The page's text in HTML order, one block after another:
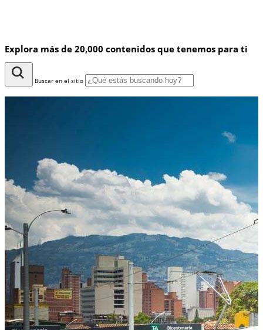
Explora más de 20,000 contenidos que tenemos para ti
Buscar en el sitio